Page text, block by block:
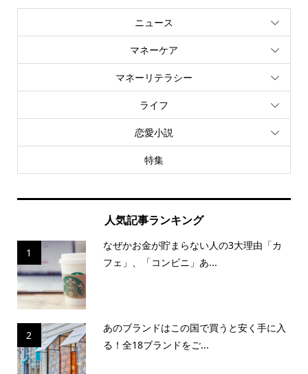
ニュース
マネーケア
マネーリテラシー
ライフ
恋愛小説
特集
人気記事ランキング
1
なぜかお金が貯まらない人の3大理由「カ
フェ」、「コンビニ」あ...
2
あのブランドはこの国で買うと安く手に入
る！全18ブランドをご...